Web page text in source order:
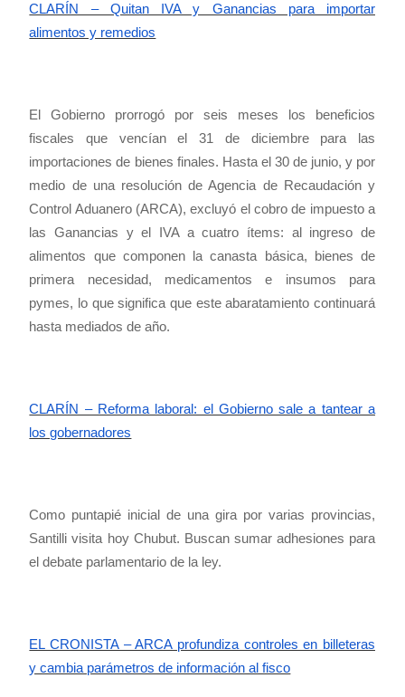
CLARÍN – Quitan IVA y Ganancias para importar
alimentos y remedios
El Gobierno prorrogó por seis meses los beneficios
fiscales que vencían el 31 de diciembre para las
importaciones de bienes finales. Hasta el 30 de junio, y por
medio de una resolución de Agencia de Recaudación y
Control Aduanero (ARCA), excluyó el cobro de impuesto a
las Ganancias y el IVA a cuatro ítems: al ingreso de
alimentos que componen la canasta básica, bienes de
primera necesidad, medicamentos e insumos para
pymes, lo que significa que este abaratamiento continuará
hasta mediados de año.
CLARÍN – Reforma laboral: el Gobierno sale a tantear a
los gobernadores
Como puntapié inicial de una gira por varias provincias,
Santilli visita hoy Chubut. Buscan sumar adhesiones para
el debate parlamentario de la ley.
EL CRONISTA – ARCA profundiza controles en billeteras
y cambia parámetros de información al fisco